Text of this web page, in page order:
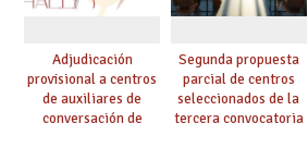
Adjudicación
provisional a centros
de auxiliares de
conversación de
Segunda propuesta
parcial de centros
seleccionados de la
tercera convocatoria